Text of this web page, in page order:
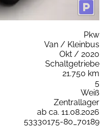
Pkw
Van / Kleinbus
Okt / 2020
Schaltgetriebe
21.750 km
5
Weiß
Zentrallager
ab ca. 11.08.2026
53330175-80_70189